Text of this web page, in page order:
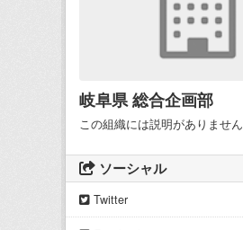
岐阜県 総合企画部
この組織には説明がありません
ソーシャル
Twitter